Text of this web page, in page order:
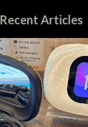
Recent Articles